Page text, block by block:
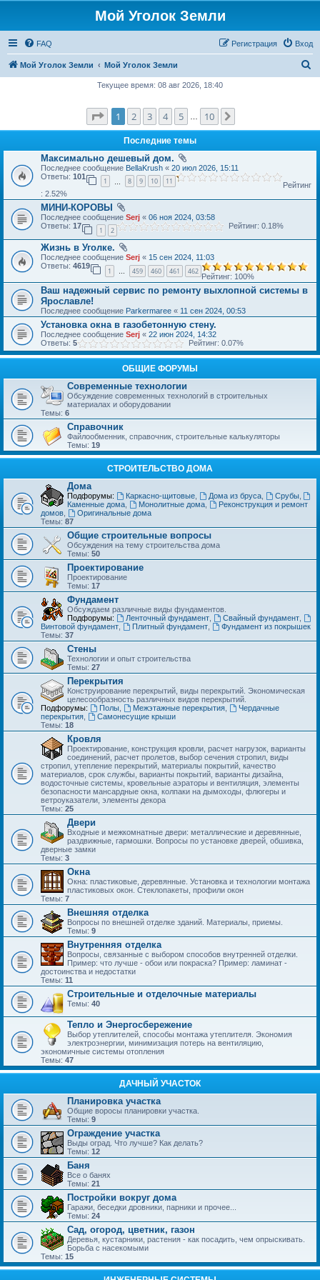
Мой Уголок Земли
FAQ Вход
Регистрация
Мой Уголок Земли Мой Уголок Земли
к
Текущее время: 08 авг 2026, 18:40
Страница1 из
1 2 3 4 5 10
Последние темы
Максимально дешевый дом.
Последнее сообщение BellaKrush « 20 июл 2026, 15:11
Ответы: 101
1 8 9 10 11
Рейтинг
: 2.52%
МИНИ-КОРОВЫ
Последнее сообщение Serj « 06 ноя 2024, 03:58
Ответы: 17
1 2
Рейтинг: 0.18%
Жизнь в Уголке.
Последнее сообщение Serj « 15 сен 2024, 11:03
Ответы: 4619
1 … 459 460 461 462
Рейтинг: 100%
Ваш надежный сервис по ремонту выхлопной системы в
Ярославле!
Последнее сообщение Parkermaree « 11 сен 2024, 00:53
Установка окна в газобетонную стену.
Последнее сообщение Serj « 22 июн 2024, 14:32
Ответы: 5 Рейтинг: 0.07%
ОБЩИЕ ФОРУМЫ
Современные технологии
Обсуждение современных технологий в строительных
материалах и оборудовании
Темы: 6
Справочник
Файлообменник, справочник, строительные калькуляторы
Темы: 19
СТРОИТЕЛЬСТВО ДОМА
Дома
Подфорумы: Каркасно-щитовые, Дома из бруса, Срубы,
Каменные дома
Монолитные дома,
Реконструкция и ремонт
домов
Оригинальные дома
Темы: 87
Общие строительные вопросы
Обсуждения на тему строительства дома
Темы: 50
Проектирование
Проектирование
Темы: 17
Фундамент
Обсуждаем различные виды фундаментов.
Подфорумы:
Ленточный фундамент, Свайный фундамент,
Винтовой фундамент
Плитный фундамент,
Фундамент из покрышек
Темы: 37
Стены
Технологии и опыт строительства
Темы: 27
Перекрытия
Конструирование перекрытий, виды перекрытий. Экономическая
целесообразность различных видов перекрытий.
Подфорумы:
Полы, Межэтажные перекрытия,
Чердачные
перекрытия
Самонесущие крыши
Темы: 18
Кровля
Проектирование, конструкция кровли, расчет нагрузок, варианты
соединений, расчет пролетов, выбор сечения стропил, виды
стропил, утепление перекрытий, материалы покрытий, качество
материалов, срок службы, варианты покрытий, варианты дизайна,
водосточные системы, кровельные аэраторы и вентиляция, элементы
безопасности мансардные окна, колпаки на дымоходы, флюгеры и
ветроуказатели, элементы декора
Темы: 25
Двери
Входные и межкомнатные двери: металлические и деревянные,
раздвижные, гармошки. Вопросы по установке дверей, обшивка,
дверные замки
Темы: 3
Окна
Окна: пластиковые, деревянные. Установка и технологии монтажа
пластиковых окон. Стеклопакеты, профили окон
Темы: 7
Внешняя отделка
Вопросы по внешней отделке зданий. Материалы, приемы.
Темы: 9
Внутренняя отделка
Вопросы, связанные с выбором способов внутренней отделки.
Пример: что лучше - обои или покраска? Пример: ламинат -
достоинства и недостатки
Темы: 11
Строительные и отделочные материалы
Темы: 40
Тепло и Энергосбережение
Выбор утеплителей, способы монтажа утеплителя. Экономия
электроэнергии, минимизация потерь на вентиляцию,
экономичные системы отопления
Темы: 47
ДАЧНЫЙ УЧАСТОК
Планировка участка
Общие воросы планировки участка.
Темы: 9
Ограждение участка
Выды оград. Что лучше? Как делать?
Темы: 12
Баня
Все о банях
Темы: 21
Постройки вокруг дома
Гаражи, беседки дровники, парники и прочее...
Темы: 24
Сад, огород, цветник, газон
Деревья, кустарники, растения - как посадить, чем опрыскивать.
Борьба с насекомыми
Темы: 15